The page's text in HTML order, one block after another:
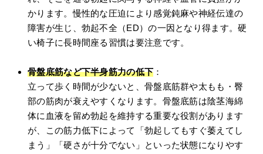
かります。慢性的な圧迫により感覚鈍麻や神経伝達の
障害が生じ、勃起不全（ED）の一因となり得ます。硬
い椅子に長時間座る習慣は要注意です。
骨盤底筋など下半身筋力の低下 ：
立って歩く時間が少ないと、骨盤底筋群や太もも・臀
部の筋肉が衰えやすくなります。骨盤底筋は陰茎海綿
体に血液を留め勃起を維持する重要な役割があります
が、この筋力低下によって「勃起してもすぐ萎えてし
まう」「硬さが十分でない」といった状態になりやす